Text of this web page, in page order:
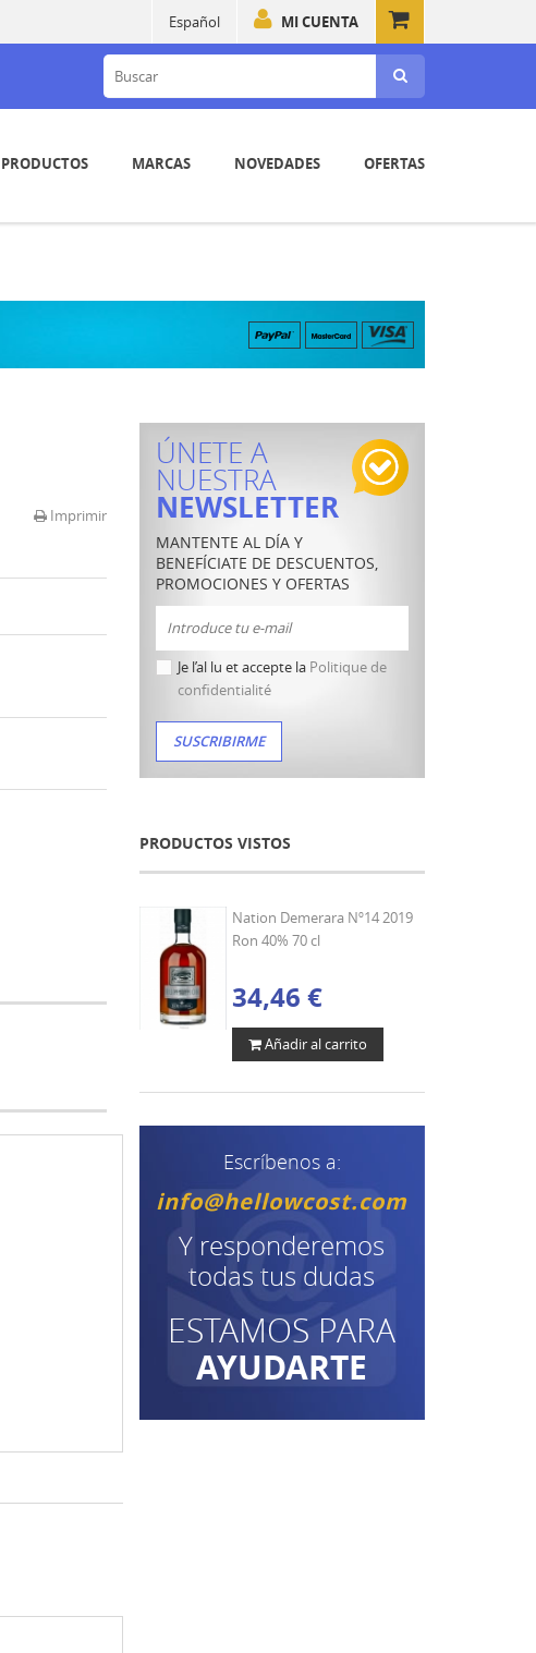
MI CUENTA
Español
PRODUCTOS MARCAS NOVEDADES OFERTAS
Imprimir
ÚNETE A
NUESTRA
NEWSLETTER
MANTENTE AL DÍA Y
BENEFÍCIATE DE DESCUENTOS,
PROMOCIONES Y OFERTAS
Je l’al lu et accepte la Politique de
confidentialité
PRODUCTOS VISTOS
Nation Demerara Nº14 2019
Ron 40% 70 cl
34,46 €
Añadir al carrito
Escríbenos a:
info@hellowcost.com
Y responderemos
todas tus dudas
ESTAMOS PARA
AYUDARTE